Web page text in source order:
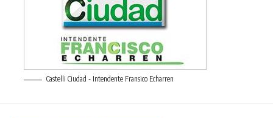
Castelli Ciudad - Intendente Fransico Echarren